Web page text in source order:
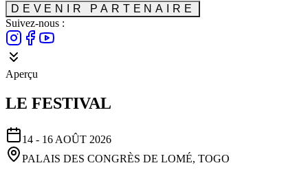
DEVENIR PARTENAIRE
Suivez-nous :
Aperçu
LE FESTIVAL
14 - 16 AOÛT 2026
PALAIS DES CONGRÈS DE LOMÉ, TOGO